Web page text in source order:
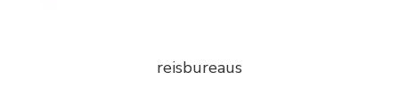
reisbureaus